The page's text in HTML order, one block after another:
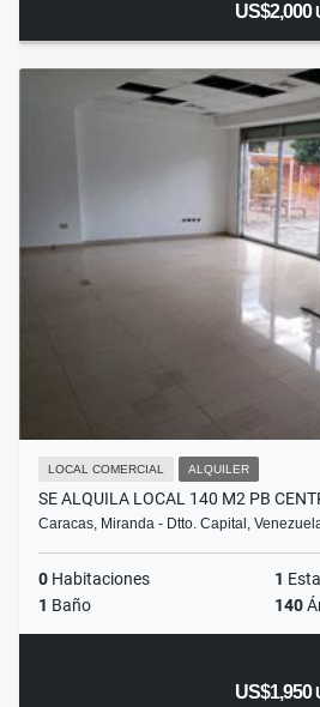
US$2,000
LOCAL COMERCIAL ALQUILER
SE ALQUILA LOCAL 140 M2 PB
Caracas, Miranda - Dtto. Capital,
0 Habitaciones 1
1 Baño 140
US$1,950